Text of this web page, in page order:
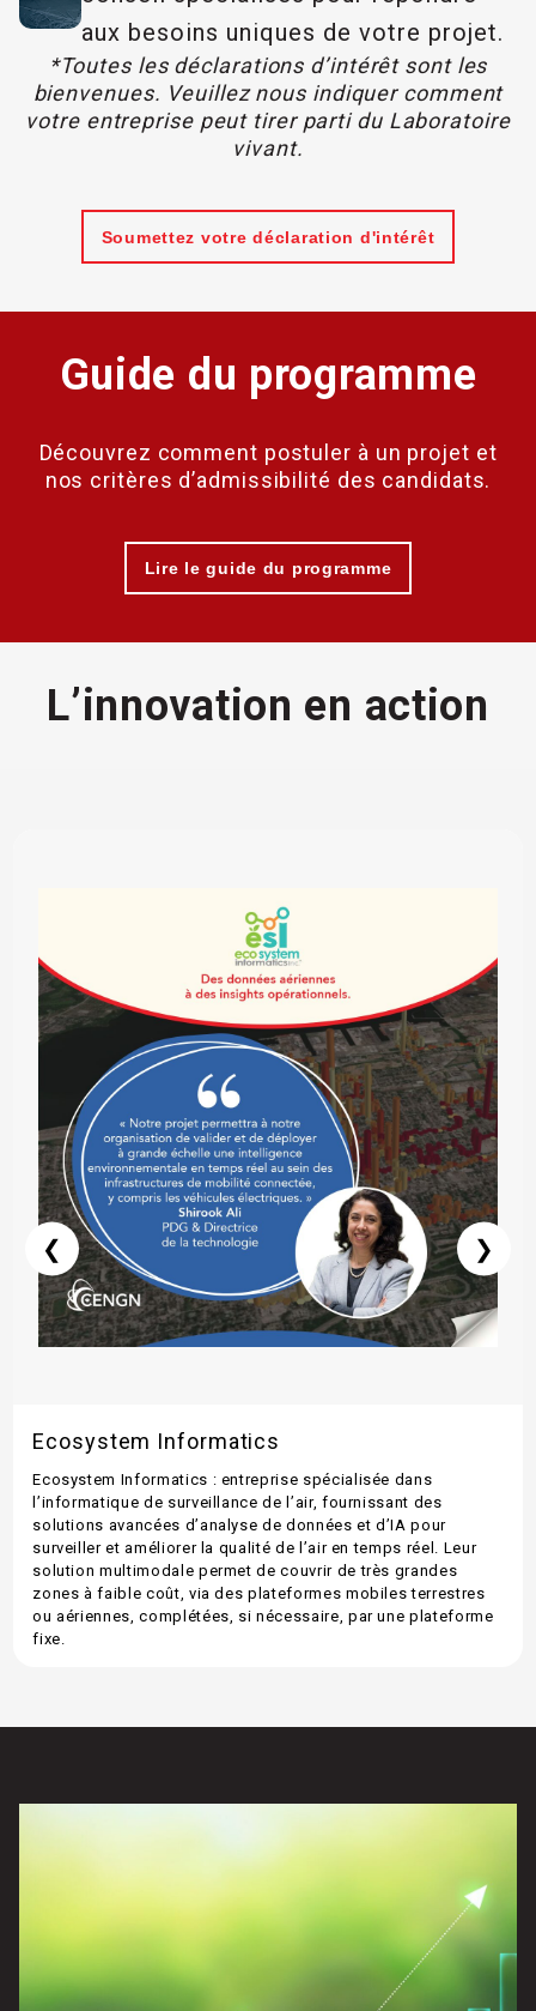
aux besoins uniques de votre projet.
*Toutes les déclarations d’intérêt sont les
bienvenues. Veuillez nous indiquer comment
votre entreprise peut tirer parti du Laboratoire
vivant.
Soumettez votre déclaration d'intérêt
Guide du programme
Découvrez comment postuler à un projet et
nos critères d’admissibilité des candidats.
Lire le guide du programme
L’innovation en action
Ecosystem Informatics
Ecosystem Informatics : entreprise spécialisée dans
l’informatique de surveillance de l’air, fournissant des
solutions avancées d’analyse de données et d’IA pour
surveiller et améliorer la qualité de l’air en temps réel. Leur
solution multimodale permet de couvrir de très grandes
zones à faible coût, via des plateformes mobiles terrestres
ou aériennes, complétées, si nécessaire, par une plateforme
fixe.
❮ ❯